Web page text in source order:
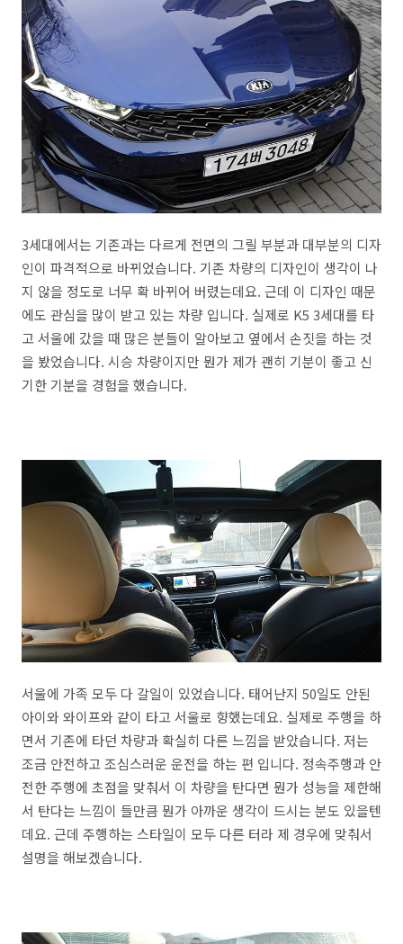
3세대에서는 기존과는 다르게 전면의 그릴 부분과 대부분의 디자
인이 파격적으로 바뀌었습니다. 기존 차량의 디자인이 생각이 나
지 않을 정도로 너무 확 바뀌어 버렸는데요. 근데 이 디자인 때문
에도 관심을 많이 받고 있는 차량 입니다. 실제로 K5 3세대를 타
고 서울에 갔을 때 많은 분들이 알아보고 옆에서 손짓을 하는 것
을 봤었습니다. 시승 차량이지만 뭔가 제가 괜히 기분이 좋고 신
기한 기분을 경험을 했습니다.
서울에 가족 모두 다 갈일이 있었습니다. 태어난지 50일도 안된
아이와 와이프와 같이 타고 서울로 향했는데요. 실제로 주행을 하
면서 기존에 타던 차량과 확실히 다른 느낌을 받았습니다. 저는
조금 안전하고 조심스러운 운전을 하는 편 입니다. 정속주행과 안
전한 주행에 초점을 맞춰서 이 차량을 탄다면 뭔가 성능을 제한해
서 탄다는 느낌이 들만큼 뭔가 아까운 생각이 드시는 분도 있을텐
데요. 근데 주행하는 스타일이 모두 다른 터라 제 경우에 맞춰서
설명을 해보겠습니다.